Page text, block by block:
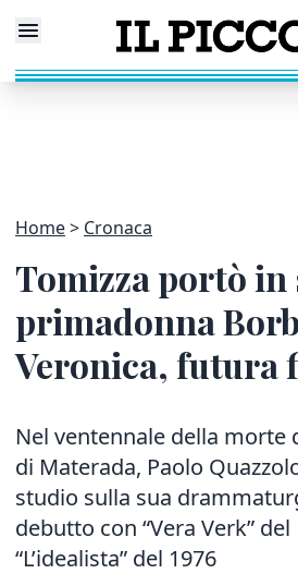
Home Cronaca
Tomizza portò in
primadonna
Veronica, futura
Nel ventennale della morte
di Materada, Paolo
studio sulla sua
debutto con “Vera Verk” del
“L’idealista” del 1976